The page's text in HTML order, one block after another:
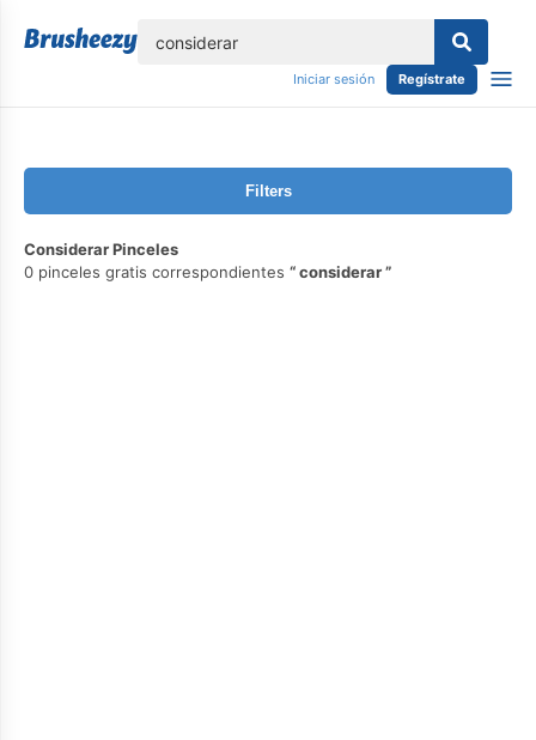
Iniciar sesión Regístrate
Filters
Considerar Pinceles
0 pinceles gratis correspondientes
considerar